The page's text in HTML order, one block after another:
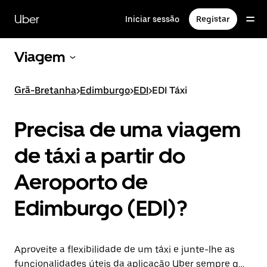
para
conteúdo
Uber Iniciar sessão Registar
Viagem
Grã-Bretanha>Edimburgo>EDI>EDI Táxi
Precisa de uma viagem
de táxi a partir do
Aeroporto de
Edimburgo (EDI)?
Aproveite a flexibilidade de um táxi e junte-lhe as
funcionalidades úteis da aplicação Uber sempre que